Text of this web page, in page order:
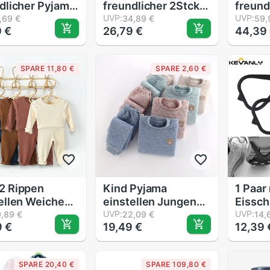
Pyjama
Hemd +
freundlicher
Einfarbig
Herbst
€
€
freundlicher 2Stck
Pyjama setzt Revers
Nachahmung Seide
Langarm Hause
Spitzen +
freundlicher Hosen
nachthemd
UVP:34,89 €
26,79 €
mit
UVP:
44,39
SPARE 11,80 €
Rippen
Weiche
Herbst
freundlicher
Pyjama
2 Stck
€
€
SPARE 2,60 €
Kind Pyjama
einstellen Jungen
Mädchen
Baumwolle-
gepolsterte Pjs
UVP:22,09 €
19,49 €
1
UVP:
12,39
SPARE 20,40 € SPARE 109,80 €